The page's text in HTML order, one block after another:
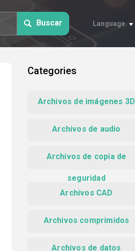
Buscar Language
Categories
Archivos de imágenes 3D
Archivos de audio
Archivos de copia de
seguridad
Archivos CAD
Archivos comprimidos
Archivos de datos